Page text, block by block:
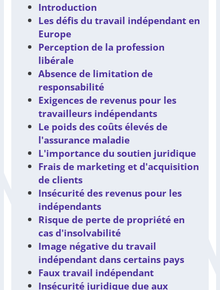
Introduction
Les défis du travail indépendant en
Europe
Perception de la profession
libérale
Absence de limitation de
responsabilité
Exigences de revenus pour les
travailleurs indépendants
Le poids des coûts élevés de
l'assurance maladie
L'importance du soutien juridique
Frais de marketing et d'acquisition
de clients
Insécurité des revenus pour les
indépendants
Risque de perte de propriété en
cas d'insolvabilité
Image négative du travail
indépendant dans certains pays
Faux travail indépendant
Insécurité juridique due aux